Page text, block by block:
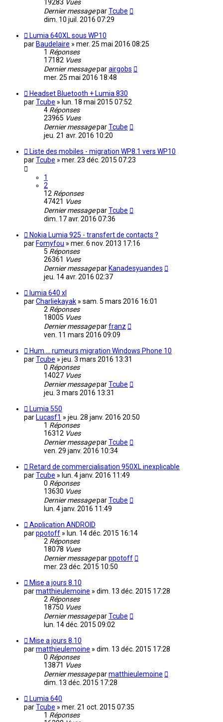
19283 Vues
Dernier messageparTcube
dim. 10 juil. 2016 07:29
Lumia 640XL sous WP10
par Baudelaire » mer. 25 mai 2016 08:25
1 Réponses
17182 Vues
Dernier messageparairgobs
mer. 25 mai 2016 18:48
Headset Bluetooth + Lumia 830
parTcube » lun. 18 mai 2015 07:52
4 Réponses
23965 Vues
Dernier messageparTcube
jeu. 21 avr. 2016 10:20
Liste des mobiles - migration WP8.1 vers WP10
parTcube » mer. 23 déc. 2015 07:23
1
2
12 Réponses
47421 Vues
Dernier messageparTcube
dim. 17 avr. 2016 07:36
Nokia Lumia 925 - transfert de contacts ?
par Fomyfou » mer. 6 nov. 2013 17:16
5 Réponses
26361 Vues
Dernier messagepar Kanadesyuandes
jeu. 14 avr. 2016 02:37
lumia 640 xl
parCharliekayak » sam. 5 mars 2016 16:01
2 Réponses
18005 Vues
Dernier messageparfranz
ven. 11 mars 2016 09:09
Hum ... rumeurs migration Windows Phone 10
parTcube » jeu. 3 mars 2016 13:31
0 Réponses
14027 Vues
Dernier messageparTcube
jeu. 3 mars 2016 13:31
Lumia 550
par Lucasf1 » jeu. 28 janv. 2016 20:50
1 Réponses
16312 Vues
Dernier messageparTcube
ven. 29 janv. 2016 10:34
Retard de commercialisation 950XL inexplicable
parTcube » lun. 4 janv. 2016 11:49
0 Réponses
13630 Vues
Dernier messageparTcube
lun. 4 janv. 2016 11:49
Application ANDROID
parppotoff » lun. 14 déc. 2015 16:14
2 Réponses
18078 Vues
Dernier messageparppotoff
mer. 23 déc. 2015 10:50
Mise a jours 8.10
parmatthieulemoine » dim. 13 déc. 2015 17:28
2 Réponses
18750 Vues
Dernier messageparTcube
lun. 14 déc. 2015 09:02
Mise a jours 8.10
parmatthieulemoine » dim. 13 déc. 2015 17:28
0 Réponses
13871 Vues
Dernier messageparmatthieulemoine
dim. 13 déc. 2015 17:28
Lumia 640
parTcube » mer. 21 oct. 2015 07:35
1 Réponses